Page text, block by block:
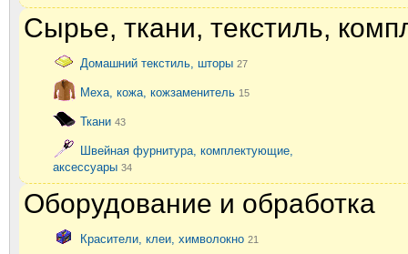
Сырье, ткани, текстиль,
Домашний текстиль, шторы 27
Меха, кожа, кожзаменитель 15
Ткани 43
Швейная фурнитура, комплектующие,
аксессуары 34
Оборудование и обработка
Красители, клеи, химволокно 21